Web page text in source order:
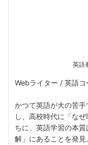
英語
Webライター / 英語コ
かつて英語が大の苦
し、高校時代に「な
ちに、英語学習の本
解」にあることを発